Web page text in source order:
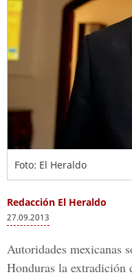
Foto: El Heraldo
Redacción El Heraldo
27.09.2013
Autoridades mexicanas
Honduras la extradición